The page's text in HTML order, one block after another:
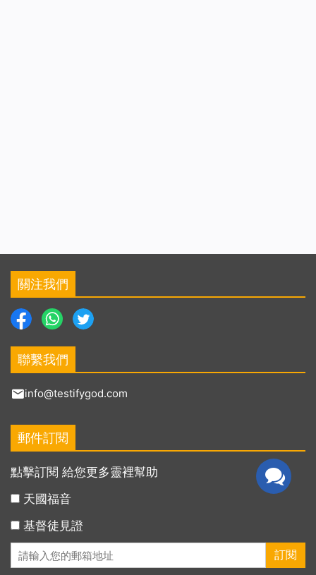
關注我們
聯繫我們
info@testifygod.com
郵件訂閱
點擊訂閱 給您更多靈裡幫助
天國福音
基督徒見證